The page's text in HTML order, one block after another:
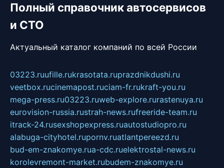
Полный справочник автосервисов
и СТО
Актуальный каталог компаний по всей России
03223.ruufille.rukrasotata.ruprazdnikdushi.ru
veetbox.rucinemapost.ruciam-fr.rukraft-you.ru
mega-press.ru03223.ruweb-explore.rurastenuya.ru
eurovision-russia.rustrah-news.rufreeride-team.ru
itrack-24.rusexshopexpress.ruautostudiopro.ru
alabuga-cityhotel.rupornv.ruatlantpereezd.ru
bud-em-znakomye.rua-cdc.ruelektrostal-news.ru
korolevremont-market.rubudem-znakomye.ru